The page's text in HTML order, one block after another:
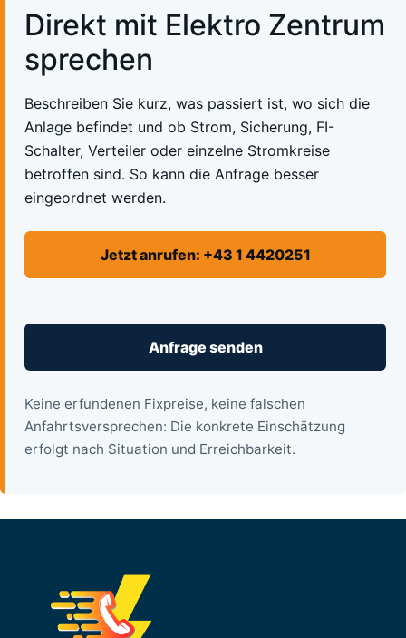
Direkt mit Elektro Zentrum
sprechen
Beschreiben Sie kurz, was passiert ist, wo sich die
Anlage befindet und ob Strom, Sicherung, FI-
Schalter, Verteiler oder einzelne Stromkreise
betroffen sind. So kann die Anfrage besser
eingeordnet werden.
Jetzt anrufen: +43 1 4420251
Anfrage senden
Keine erfundenen Fixpreise, keine falschen
Anfahrtsversprechen: Die konkrete Einschätzung
erfolgt nach Situation und Erreichbarkeit.